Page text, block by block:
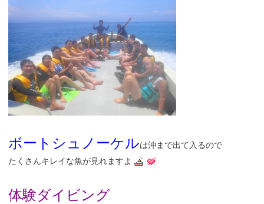
ボートシュノーケルは沖まで出て入るので
たくさんキレイな魚が見れますよ
体験ダイビング